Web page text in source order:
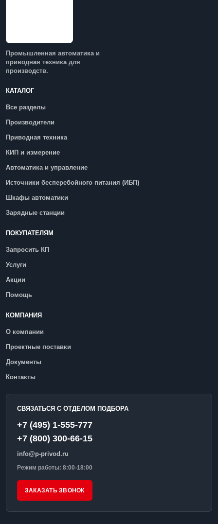
Промышленная автоматика и
приводная техника для
производств.
КАТАЛОГ
Все разделы
Производители
Приводная техника
КИП и измерение
Автоматика и управление
Источники бесперебойного питания (ИБП)
Шкафы автоматики
Зарядные станции
ПОКУПАТЕЛЯМ
Запросить КП
Услуги
Акции
Помощь
КОМПАНИЯ
О компании
Проектные поставки
Документы
Контакты
СВЯЗАТЬСЯ С ОТДЕЛОМ ПОДБОРА
+7 (495) 1-555-777
+7 (800) 300-66-15
info@p-privod.ru
Режим работы: 8:00-18:00
ЗАКАЗАТЬ ЗВОНОК